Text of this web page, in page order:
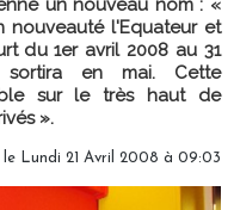
un nouveau nom : «
nouveauté l'Equateur et
du 1er avril 2008 au 31
sortira en mai. Cette
sur le très haut de
».
le Lundi 21 Avril 2008 à 09:03